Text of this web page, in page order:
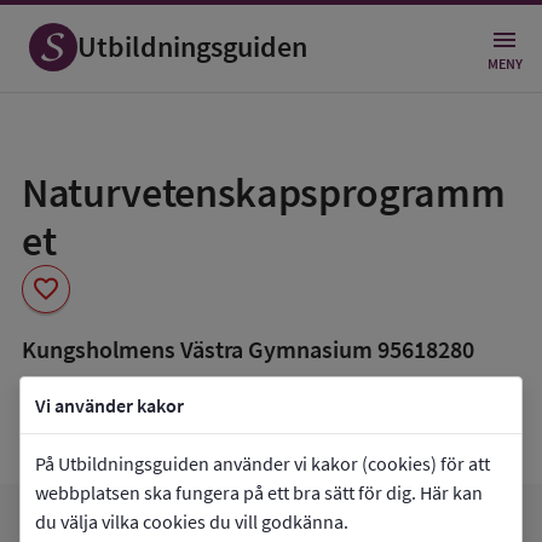
Vi använder kakor
På Utbildningsguiden använder vi kakor (cookies) för att
webbplatsen ska fungera på ett bra sätt för dig. Här kan
du välja vilka cookies du vill godkänna.
Utbildningsguiden MENY
Naturvetenskapsprogramm
et
favorite
som
favorit
Kungsholmens Västra Gymnasium 95618280
book_5 Inriktning som finns tillgänglig
Naturvetenskap
Gå tillKungsholmens Västra Gymnasium